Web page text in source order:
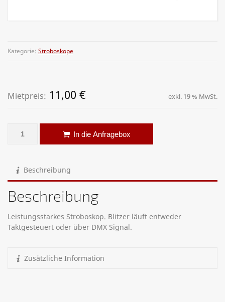
Kategorie: Stroboskope
Mietpreis: 11,00 € exkl. 19 % MwSt.
Stroboskop – 2 kW Botex ES-2000 Menge
In die Anfragebox
Beschreibung
Beschreibung
Leistungsstarkes Stroboskop. Blitzer läuft entweder
Taktgesteuert oder über DMX Signal.
Zusätzliche Information